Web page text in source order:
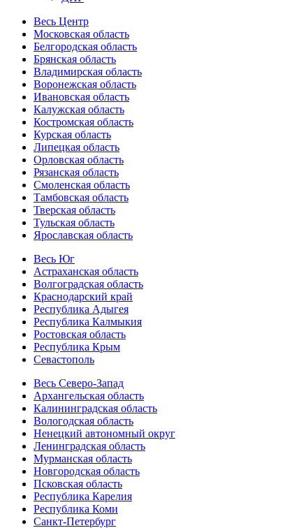
Весь Центр
Московская область
Белгородская область
Брянская область
Владимирская область
Воронежская область
Ивановская область
Калужская область
Костромская область
Курская область
Липецкая область
Орловская область
Рязанская область
Смоленская область
Тамбовская область
Тверская область
Тульская область
Ярославская область
Весь Юг
Астраханская область
Волгоградская область
Краснодарский край
Республика Адыгея
Республика Калмыкия
Ростовская область
Республика Крым
Севастополь
Весь Северо-Запад
Архангельская область
Калининградская область
Вологодская область
Ненецкий автономный округ
Ленинградская область
Мурманская область
Новгородская область
Псковская область
Республика Карелия
Республика Коми
Санкт-Петербург